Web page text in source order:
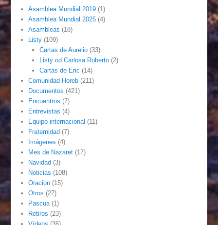
Asamblea Mundial 2019 (1)
Asamblea Mundial 2025 (4)
Asambleas (18)
Listy (109)
Cartas de Aurelio(33)
Listy od Carlosa Roberto(2)
Cartas de Eric (14)
Comunidad Horeb (211)
Documentos (421)
Encuentros (7)
Entrevistas (4)
Equipo internacional (11)
Fraternidad (7)
Imágenes (4)
Mes de Nazaret (17)
Navidad (3)
Noticias (108)
Oracion (15)
Otros (27)
Pascua (1)
Retiros (23)